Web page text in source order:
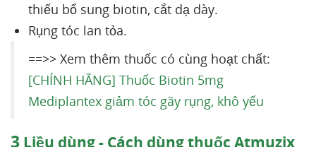
thiếu bổ sung biotin, cắt dạ dày.
Rụng tóc lan tỏa.
==>> Xem thêm thuốc có cùng hoạt chất:
[CHÍNH HÃNG] Thuốc Biotin 5mg
Mediplantex giảm tóc gãy rụng, khô yếu
3 Liều dùng - Cách dùng thuốc Atmuzix